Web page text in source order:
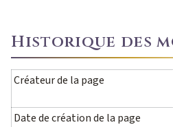
Historique des
Créateur de la page
Date de création de la page